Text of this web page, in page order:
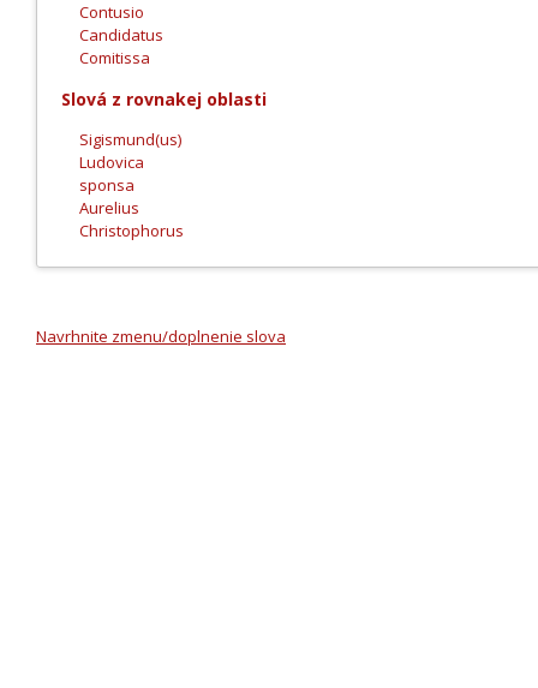
Contusio
Candidatus
Comitissa
Slová z rovnakej oblasti
Sigismund(us)
Ludovica
sponsa
Aurelius
Christophorus
Navrhnite zmenu/doplnenie slova